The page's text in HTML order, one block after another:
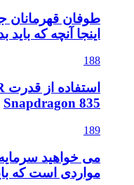
اینجا آنچه که باید
188
Snapdragon 835
189
می خواهید سرمایه
مواردی است که